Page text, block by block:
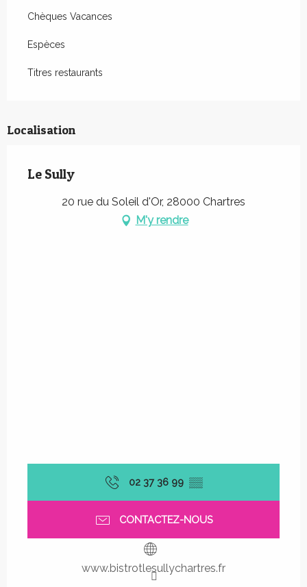
Chèques Vacances
Espèces
Titres restaurants
Localisation
Le Sully
20 rue du Soleil d'Or, 28000 Chartres
M'y rendre
02 37 36 99 ▒▒
CONTACTEZ-NOUS
www.bistrotlesullychartres.fr